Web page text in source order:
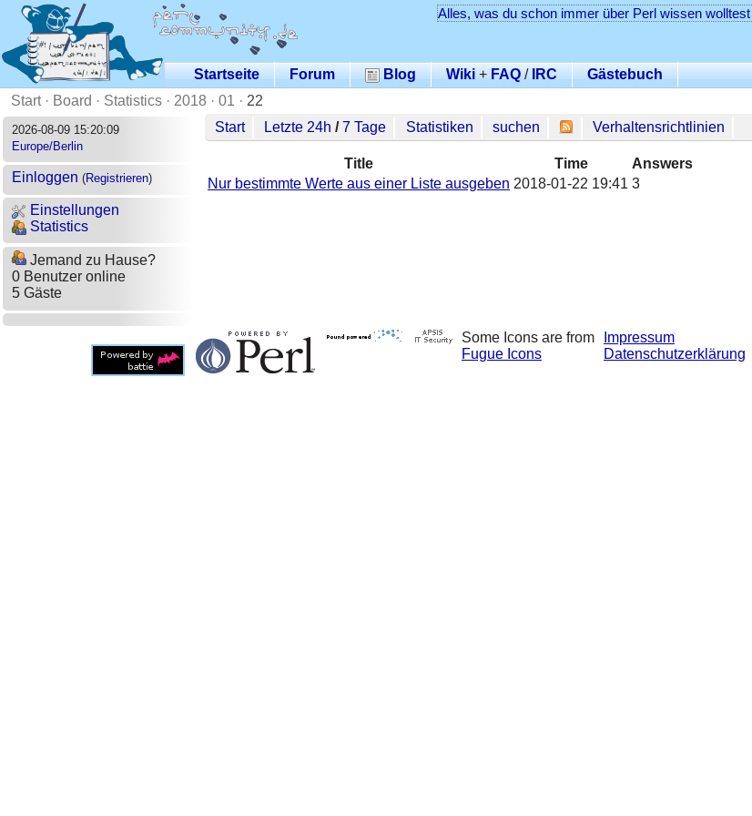
Alles, was du schon immer über Perl wissen wolltest
Startseite Forum Blog Wiki+ FAQ /IRC
Gästebuch
Start· Board · Statistics · 2018 · 01 · 22
2026-08-09 15:20:09
Europe/Berlin
Einloggen (Registrieren)
Einstellungen
Statistics
Jemand zu Hause?
0 Benutzer online
5 Gäste
Start Letzte 24h /7 Tage Statistiken suchen Verhaltensrichtlinien
Title Time
Answers
Nur bestimmte Werte aus einer Liste ausgeben 2018-01-22 19:41 3
Some Icons are from
Fugue Icons
Impressum
Datenschutzerklärung